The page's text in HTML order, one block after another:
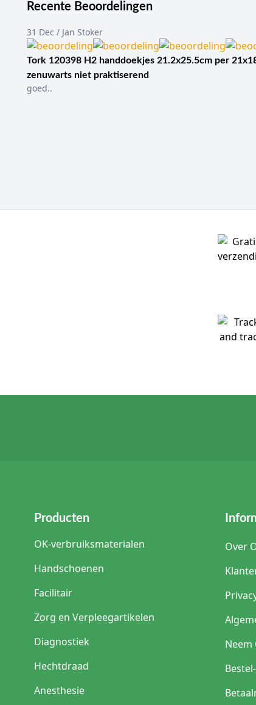
Recente Beoordelingen
31 Dec / Jan Stoker
Tork 120398 H2 handdoekjes 21.2x25.5cm per
zenuwarts niet praktiserend
goed..
Producten
OK-verbruiksmaterialen
Handschoenen
Facilitair
Zorg en Verpleegartikelen
Diagnostiek
Hechtdraad
Anesthesie
Over
Neem